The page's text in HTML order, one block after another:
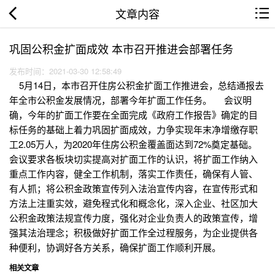
文章内容
巩固公积金扩面成效 本市召开推进会部署任务
发布时间：2021-03-30 12:58:49
5月14日，本市召开住房公积金扩面工作推进会，总结通报去
年全市公积金发展情况，部署今年扩面工作任务。 会议明
确，今年的扩面工作要在全面完成《政府工作报告》确定的目
标任务的基础上着力巩固扩面成效，力争实现年末净增缴存职
工2.05万人，为2020年住房公积金覆盖面达到72%奠定基础。
会议要求各板块切实提高对扩面工作的认识，将扩面工作纳入
重点工作内容，健全工作机制，落实工作责任，确保有人管、
有人抓；将公积金政策宣传列入法治宣传内容，在宣传形式和
方法上注重实效，避免程式化和概念化，深入企业、社区加大
公积金政策法规宣传力度，强化对企业负责人的政策宣传，增
强其法治理念；积极做好扩面工作全过程服务，为企业提供各
种便利，协调好各方关系，确保扩面工作顺利开展。
相关文章